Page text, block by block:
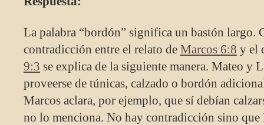
La palabra “bordón” significa un bastón largo.
contradicción entre el relato de Marcos 6:8 y el
9:3 se explica de la siguiente manera. Mateo y
proveerse de túnicas, calzado o bordón
Marcos aclara, por ejemplo, que sí debían
no lo menciona. No hay contradicción sino que